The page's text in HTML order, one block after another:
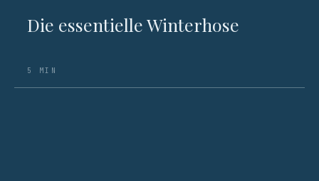
Die essentielle Winterhose
5 MIN